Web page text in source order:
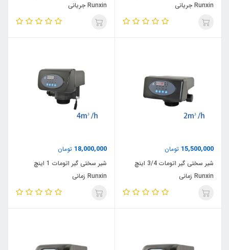
Runxin جریانی
Runxin جریانی
15,500,000 تومان
شیر سختی گیر اتومات 3/4 اینچ
Runxin زمانی
18,000,000 تومان
شیر سختی گیر اتومات 1 اینچ
Runxin زمانی